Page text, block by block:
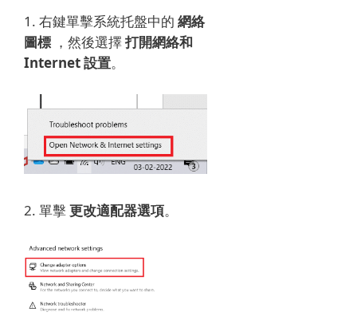
1. 右鍵單擊系統托盤中的 網絡
圖標 ，然後選擇打開網絡和
Internet 設置。
2. 單擊 更改適配器選項。